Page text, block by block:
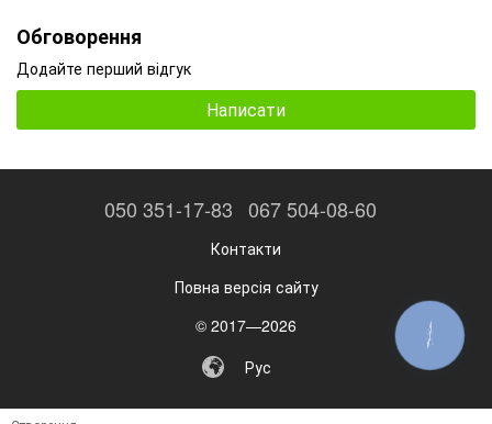
Обговорення
Додайте перший відгук
Написати
050 351-17-83 067 504-08-60
Контакти
Повна версія сайту
© 2017—2026
Рус
КНОПКА
ЗВ'ЯЗКУ